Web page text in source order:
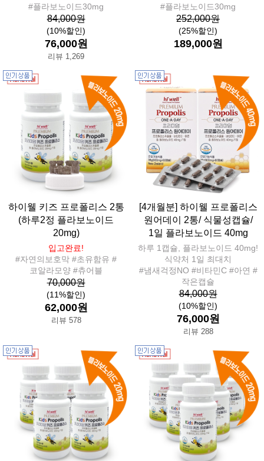
#플라보노이드30mg
84,000원
(10%할인)
76,000원
리뷰 1,269
#플라보노이드30mg
252,000원
(25%할인)
189,000원
하이웰 키즈 프로폴리스 2통
(하루2정 플라보노이드
20mg)
입고완료!
#자연의보호막 #초유함유 #
코알라모양 #츄어블
70,000원
(11%할인)
62,000원
리뷰 578
[4개월분] 하이웰 프로폴리스
원어데이 2통/ 식물성캡슐/
1일 플라보노이드 40mg
하루 1캡슐, 플라보노이드 40mg!
식약처 1일 최대치
#냄새걱정NO #비타민C #아연 #
작은캡슐
84,000원
(10%할인)
76,000원
리뷰 288